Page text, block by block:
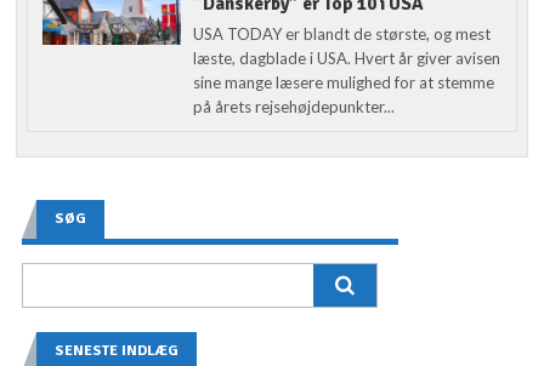
USA TODAY er blandt de største, og mest
læste, dagblade i USA. Hvert år giver avisen
sine mange læsere mulighed for at stemme
på årets rejsehøjdepunkter...
SØG
SENESTE INDLÆG